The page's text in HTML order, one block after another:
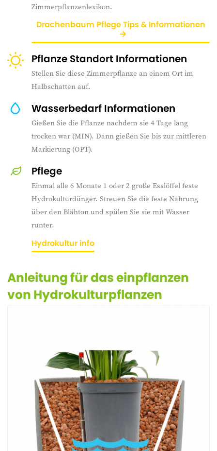
Zimmerpflanzenlexikon.
Drachenbaum Pflege Tips & Informationen
Pflanze Standort Informationen
Stellen Sie diese Zimmerpflanze an einem Ort im
Halbschatten auf.
Wasserbedarf Informationen
Gießen Sie die Pflanze nachdem sie 4 Tage lang
trocken war (MIN). Dann gießen Sie bis zur mittleren
Markierung (OPT).
Pflege
Einmal alle 6 Monate 1 oder 2 große Esslöffel feste
Hydrokulturdünger. Streuen Sie die feste Nahrung
über den Blähton und spülen Sie sie mit Wasser
runter.
Hydrokultur info
Anleitung für das einpflanzen
von Hydrokulturpflanzen